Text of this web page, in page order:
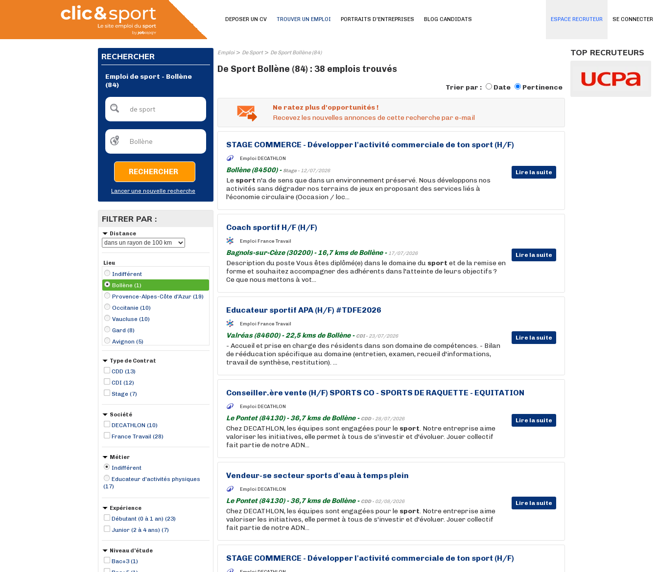
SE CONNECTER
DEPOSER UN CV TROUVER UN EMPLOI PORTRAITS D'ENTREPRISES BLOG CANDIDATS ESPACE RECRUTEUR
RECHERCHER
Emploi de sport - Bollène
(84)
RECHERCHER
Lancer une nouvelle recherche
FILTRER PAR :
Distance
Lieu
Indifférent
Bollène (1)
Provence-Alpes-Côte d'Azur (19)
Occitanie (10)
Vaucluse (10)
Gard (8)
Avignon (5)
Privas (3)
Le Pontet (2)
Manosque (2)
Miramas (2)
Nîmes (2)
Type de Contrat
CDD (13)
CDI (12)
Stage (7)
Société
DECATHLON (10)
France Travail (28)
Métier
Indifférent
Educateur d'activités physiques
(17)
Expérience
Débutant (0 à 1 an) (23)
Junior (2 à 4 ans) (7)
Niveau d'étude
Bac+3 (1)
Emploi> De Sport> De Sport Bollène (84)
De Sport Bollène (84) : 38 emplois trouvés
Trier par : Date Pertinence
Ne ratez plus d'opportunités !
Recevez les nouvelles annonces de cette recherche par e-mail
STAGE COMMERCE - Développer l'activité commerciale de ton sport (H/F)
Emploi DECATHLON
Bollène (84500) - Stage - 12/07/2026 Lire la suite
Le sport n'a de sens que dans un environnement préservé. Nous développons nos
activités sans dégrader nos terrains de jeux en proposant des services liés à
l'économie circulaire (Occasion / loc...
Coach sportif H/F (H/F)
Emploi France Travail
Bagnols-sur-Cèze (30200) - 16,7 kms de Bollène - 17/07/2026 Lire la suite
Description du poste Vous êtes diplômé(e) dans le domaine du sport et de la remise en
forme et souhaitez accompagner des adhérents dans l'atteinte de leurs objectifs ?
Ce que nous mettons à vot...
Educateur sportif APA (H/F) #TDFE2026
Emploi France Travail
Valréas (84600) - 22,5 kms de Bollène - CDI - 23/07/2026 Lire la suite
- Accueil et prise en charge des résidents dans son domaine de compétences. - Bilan
de rééducation spécifique au domaine (entretien, examen, recueil d'informations,
travail de synthèse, restitution). ...
Conseiller.ère vente (H/F) SPORTS CO - SPORTS DE RAQUETTE - EQUITATION
Emploi DECATHLON
Le Pontet (84130) - 36,7 kms de Bollène - CDD - 28/07/2026 Lire la suite
Chez DECATHLON, les équipes sont engagées pour le sport. Notre entreprise aime
valoriser les initiatives, elle permet à tous de s'investir et d'évoluer. Jouer collectif
fait partie de notre ADN...
Vendeur-se secteur sports d'eau à temps plein
Emploi DECATHLON
Le Pontet (84130) - 36,7 kms de Bollène - CDD - 02/08/2026 Lire la suite
Chez DECATHLON, les équipes sont engagées pour le sport. Notre entreprise aime
valoriser les initiatives, elle permet à tous de s'investir et d'évoluer. Jouer collectif
fait partie de notre ADN...
STAGE COMMERCE - Développer l'activité commerciale de ton sport (H/F)
TOP RECRUTEURS